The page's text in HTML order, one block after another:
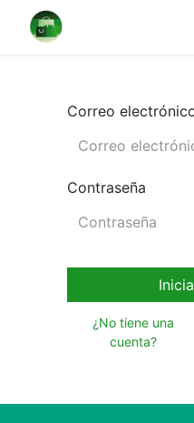
Correo
Contraseña
¿No tiene una
cuenta?